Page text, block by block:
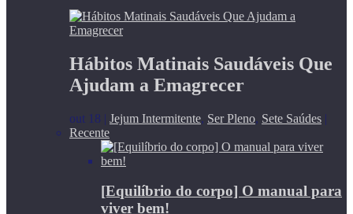
Hábitos Matinais Saudáveis Que
Ajudam a Emagrecer
out 18 | Jejum Intermitente, Ser Pleno, Sete Saúdes |
Recente
[Equilíbrio do corpo] O manual para
viver bem!